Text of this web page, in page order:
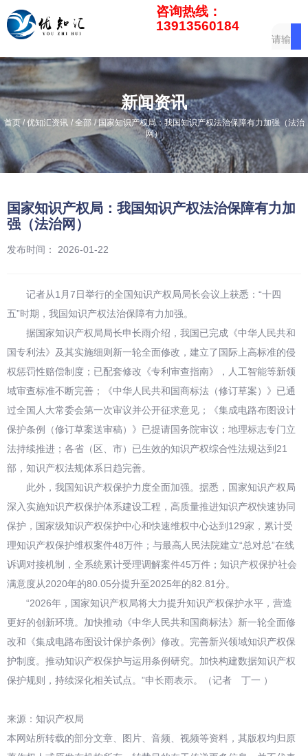
咨询热线：
13913560184
新闻资讯
首页/优知汇资讯 /全部 /国家知识产权局：我国知识产权法治保障有力加强（法治
网）
国家知识产权局：我国知识产权法治保障有力加
强（法治网）
发布时间： 2026-01-22
记者从1月7日举行的全国知识产权局局长会议上获悉：“十四
五”时期，我国知识产权法治保障有力加强。
据国家知识产权局局长申长雨介绍，我国已完成《中华人民共和
国专利法》及其实施细则新一轮全面修改，建立了国际上高标准的侵
权惩罚性赔偿制度；已配套修改《专利审查指南》，人工智能等新领
域审查标准不断完善；《中华人民共和国商标法（修订草案）》已通
过全国人大常委会第一次审议并公开征求意见；《集成电路布图设计
保护条例（修订草案送审稿）》已提请国务院审议；地理标志专门立
法持续推进；各省（区、市）已生效的知识产权综合性法规达到21
部，知识产权法规体系日趋完善。
此外，我国知识产权保护力度全面加强。据悉，国家知识产权局
深入实施知识产权保护体系建设工程，高质量推进知识产权快速协同
保护，国家级知识产权保护中心和快速维权中心达到129家，累计受
理知识产权保护维权案件48万件；与最高人民法院建立“总对总”在线
诉调对接机制，全系统累计受理调解案件45万件；知识产权保护社会
满意度从2020年的80.05分提升至2025年的82.81分。
“2026年，国家知识产权局将大力提升知识产权保护水平，营造
更好的创新环境。加快推动《中华人民共和国商标法》新一轮全面修
改和《集成电路布图设计保护条例》修改。完善新兴领域知识产权保
护制度。推动知识产权保护与运用条例研究。加快构建数据知识产权
保护规则，持续深化相关试点。”申长雨表示。（记者 丁一 ）
来源：知识产权局
本网站所转载的部分文章、图片、音频、视频等资料，其版权均归原